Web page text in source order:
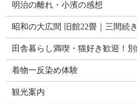
明治の離れ・小濱の感想
昭和の大広間 旧館22畳｜三間続
田舎暮らし満喫・猫好き歓迎！
着物一反染め体験
観光案内